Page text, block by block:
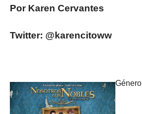
Por Karen Cervantes
Twitter: @karencitoww